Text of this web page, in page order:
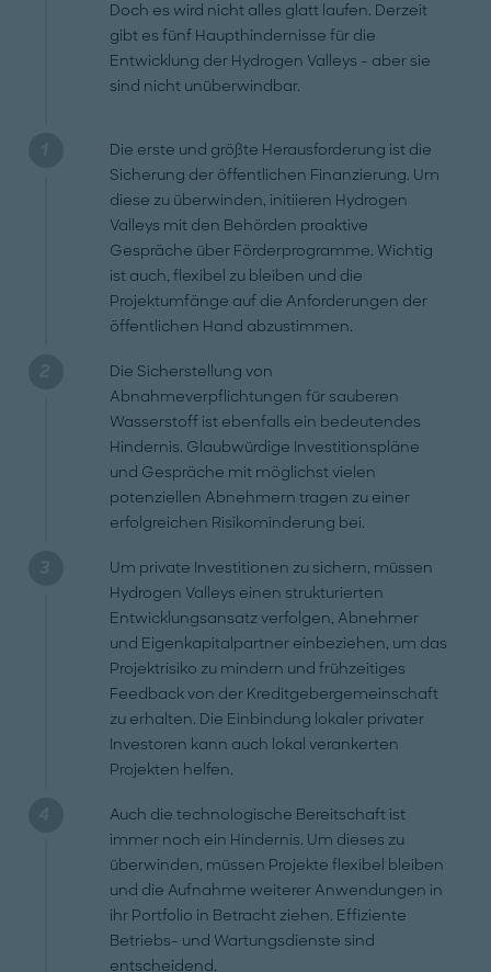
Doch es wird nicht alles glatt laufen. Derzeit
gibt es fünf Haupthindernisse für die
Entwicklung der Hydrogen Valleys - aber sie
sind nicht unüberwindbar.
Die erste und größte Herausforderung ist die
Sicherung der öffentlichen Finanzierung. Um
diese zu überwinden, initiieren Hydrogen
Valleys mit den Behörden proaktive
Gespräche über Förderprogramme. Wichtig
ist auch, flexibel zu bleiben und die
Projektumfänge auf die Anforderungen der
öffentlichen Hand abzustimmen.
Die Sicherstellung von
Abnahmeverpflichtungen für sauberen
Wasserstoff ist ebenfalls ein bedeutendes
Hindernis. Glaubwürdige Investitionspläne
und Gespräche mit möglichst vielen
potenziellen Abnehmern tragen zu einer
erfolgreichen Risikominderung bei.
Um private Investitionen zu sichern, müssen
Hydrogen Valleys einen strukturierten
Entwicklungsansatz verfolgen, Abnehmer
und Eigenkapitalpartner einbeziehen, um das
Projektrisiko zu mindern und frühzeitiges
Feedback von der Kreditgebergemeinschaft
zu erhalten. Die Einbindung lokaler privater
Investoren kann auch lokal verankerten
Projekten helfen.
Auch die technologische Bereitschaft ist
immer noch ein Hindernis. Um dieses zu
überwinden, müssen Projekte flexibel bleiben
und die Aufnahme weiterer Anwendungen in
ihr Portfolio in Betracht ziehen. Effiziente
Betriebs- und Wartungsdienste sind
entscheidend.